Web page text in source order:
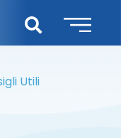
Utili